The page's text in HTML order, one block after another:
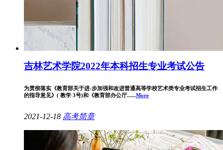
吉林艺术学院2022年本科招生专业考试公告
为贯彻落实《教育部关于进-步加强和改进普通高等学校艺术类专业考试招生工作
的指导意见》( 教学 3号)和《教育部办公厅......More
2021-12-18 高考简章